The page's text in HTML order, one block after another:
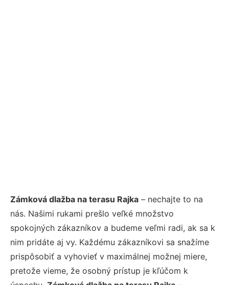
Zámková dlažba na terasu Rajka – nechajte to na
nás. Našimi rukami prešlo veľké množstvo
spokojných zákazníkov a budeme veľmi radi, ak sa k
nim pridáte aj vy. Každému zákazníkovi sa snažíme
prispôsobiť a vyhovieť v maximálnej možnej miere,
pretože vieme, že osobný prístup je kľúčom k